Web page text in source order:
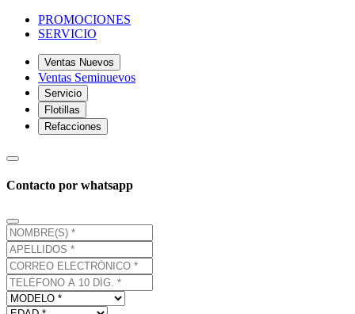
PROMOCIONES
SERVICIO
Ventas Nuevos
Ventas Seminuevos
Servicio
Flotillas
Refacciones
Contacto por whatsapp